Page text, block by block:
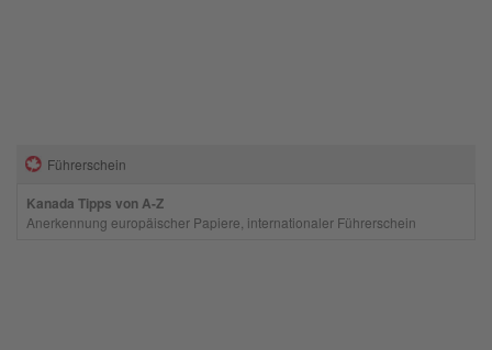
Führerschein
Kanada Tipps von A-Z
Anerkennung europäischer Papiere, internationaler Führerschein